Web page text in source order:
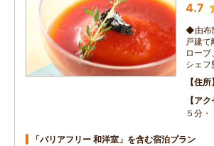
4.7
◆由布
戸建
ロー
シェ
住所
アク
５分
「バリアフリー 和洋室」を含む宿泊プラン